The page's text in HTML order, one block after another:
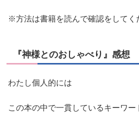
※方法は書籍を読んで確認をして
『神様とのおしゃべり』感想
わたし個人的には
この本の中で一貫しているキーワー